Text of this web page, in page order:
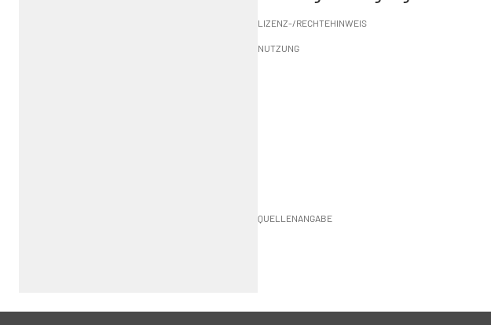
LIZENZ-/RECHTEHINWEIS
NUTZUNG
QUELLENANGABE